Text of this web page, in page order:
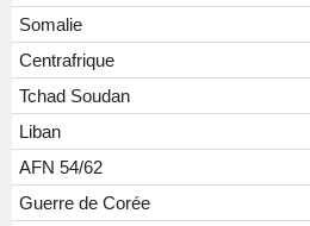
Somalie
Centrafrique
Tchad Soudan
Liban
AFN 54/62
Guerre de Corée